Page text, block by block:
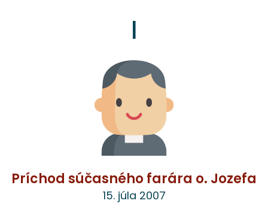
|
Príchod súčasného farára o. Jozefa
15. júla 2007